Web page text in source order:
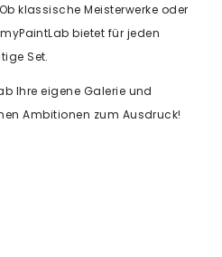
Ob klassische Meisterwerke oder
bietet für jeden
Set.
Ihre eigene Galerie und
Ambitionen zum Ausdruck!